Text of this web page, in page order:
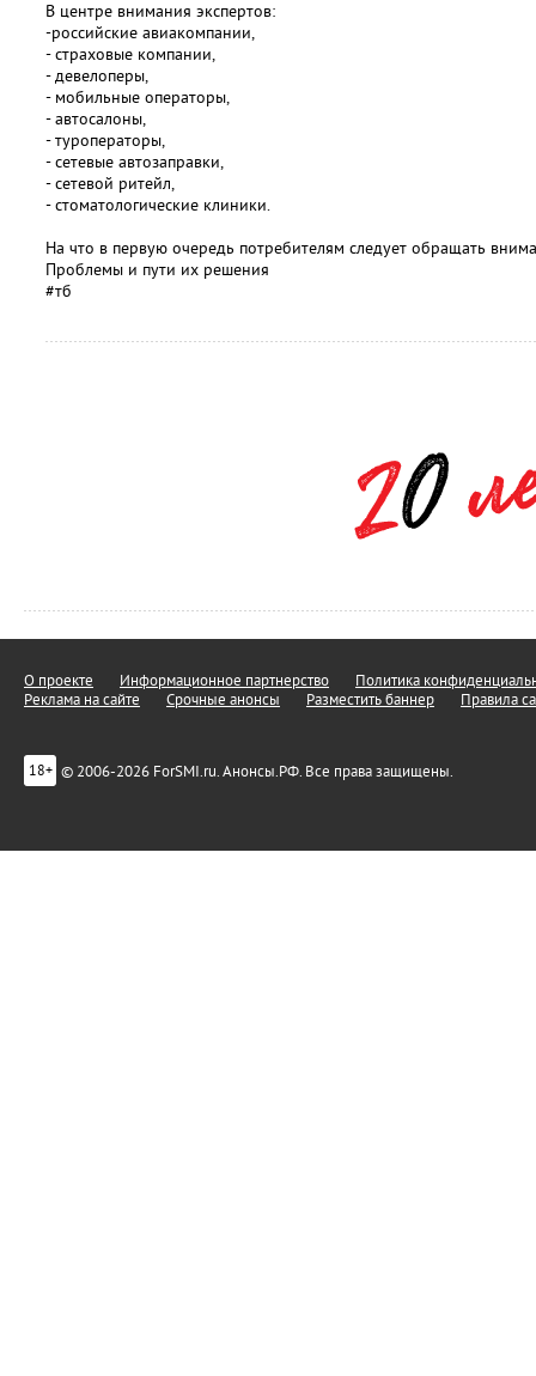
В центре внимания экспертов:
-российские авиакомпании,
- страховые компании,
- девелоперы,
- мобильные операторы,
- автосалоны,
- туроператоры,
- сетевые автозаправки,
- сетевой ритейл,
- стоматологические клиники.
На что в первую очередь потребителям следует обращать
Проблемы и пути их решения
#тб
О проекте Информационное партнерство
Политика
Реклама на сайте
Срочные анонсы Разместить баннер Правила
18+ © 2006-2026 ForSMI.ru. Анонсы.РФ. Все права защищены.